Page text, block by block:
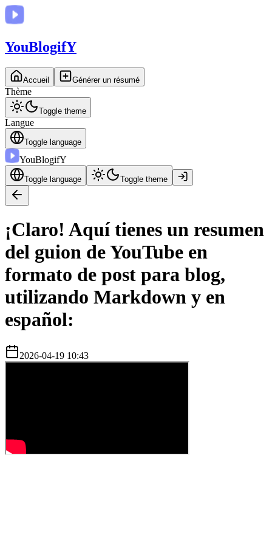
YouBlogifY
Accueil Générer un résumé
Thème
Toggle theme
Langue
Toggle language
YouBlogifY
Toggle language Toggle theme
¡Claro! Aquí tienes un resumen
del guion de YouTube en
formato de post para blog,
utilizando Markdown y en
español:
2026-04-19 10:43